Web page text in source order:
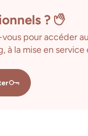
?
pour accéder
à la mise en service